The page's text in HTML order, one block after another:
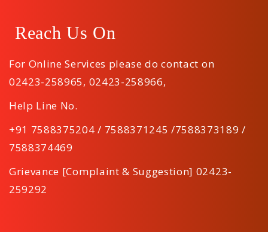
Reach Us On
For Online Services please do contact on
02423-258965, 02423-258966,
Help Line No.
+91 7588375204 / 7588371245 /7588373189 /
7588374469
Grievance [Complaint & Suggestion] 02423-
259292